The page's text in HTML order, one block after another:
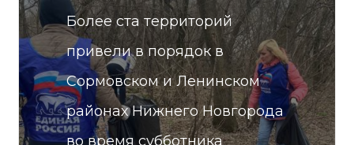
Более ста территорий
привели в порядок в
Сормовском и Ленинском
районах Нижнего Новгорода
во время субботника